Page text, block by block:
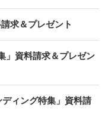
求＆プレゼント
」資料請求＆プレゼン
ィング特集」資料請